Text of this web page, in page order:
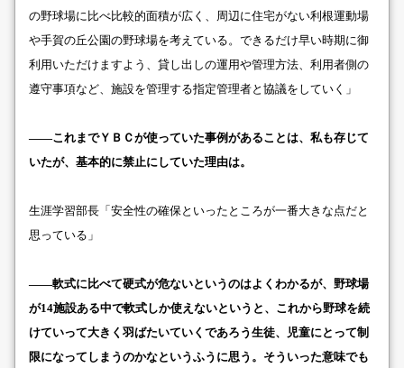
の野球場に比べ比較的面積が広く、周辺に住宅がない利根運動場
や手賀の丘公園の野球場を考えている。できるだけ早い時期に御
利用いただけますよう、貸し出しの運用や管理方法、利用者側の
遵守事項など、施設を管理する指定管理者と協議をしていく」
――これまでＹＢＣが使っていた事例があることは、私も存じて
いたが、基本的に禁止にしていた理由は。
生涯学習部長「安全性の確保といったところが一番大きな点だと
思っている」
――軟式に比べて硬式が危ないというのはよくわかるが、野球場
が14施設ある中で軟式しか使えないというと、これから野球を続
けていって大きく羽ばたいていくであろう生徒、児童にとって制
限になってしまうのかなというふうに思う。そういった意味でも